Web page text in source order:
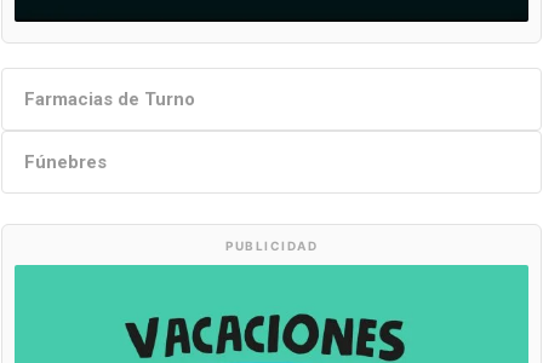
Farmacias de Turno
Fúnebres
PUBLICIDAD